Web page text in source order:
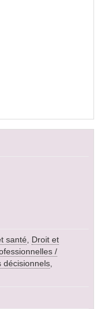
santé
Droit et
/
décisionnels